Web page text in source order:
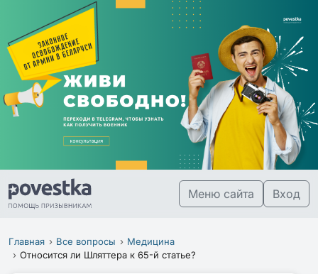
Меню сайта Вход
Главная Все вопросы
Медицина
Относится ли Шляттера к 65-й статье?